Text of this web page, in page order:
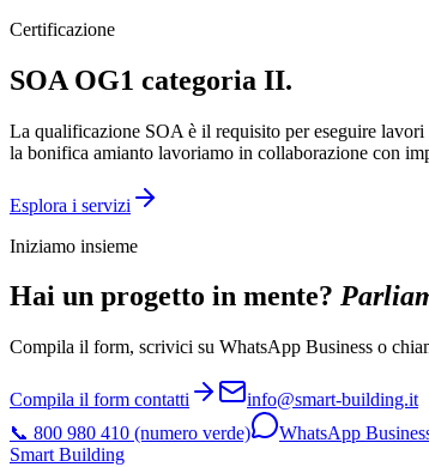
Certificazione
SOA OG1 categoria II.
La qualificazione SOA è il requisito per eseguire
la bonifica amianto lavoriamo in collaborazione con
Esplora i servizi
Iniziamo insieme
Hai un progetto in mente?
Compila il form, scrivici su WhatsApp Business o
Compila il form contatti
info@smart-building.it
📞 800 980 410 (numero verde) WhatsApp
Smart Building